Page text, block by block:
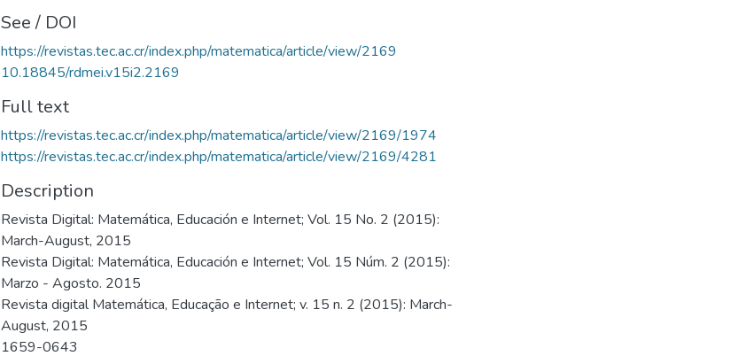
See / DOI
https://revistas.tec.ac.cr/index.php/matematica/article/view/2169
10.18845/rdmei.v15i2.2169
Full text
https://revistas.tec.ac.cr/index.php/matematica/article/view/2169/1974
https://revistas.tec.ac.cr/index.php/matematica/article/view/2169/4281
Description
Revista Digital: Matemática, Educación e Internet; Vol. 15 No. 2 (2015):
March-August, 2015
Revista Digital: Matemática, Educación e Internet; Vol. 15 Núm. 2 (2015):
Marzo - Agosto. 2015
Revista digital Matemática, Educação e Internet; v. 15 n. 2 (2015): March-
August, 2015
1659-0643